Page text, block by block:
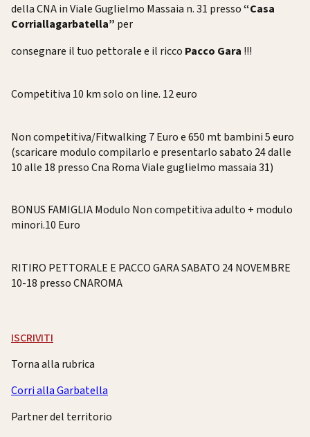
della CNA in Viale Guglielmo Massaia n. 31 presso“Casa
Corriallagarbatella” per
consegnare il tuo pettorale e il ricco Pacco Gara !!!
Competitiva 10 kmsolo on line. 12 euro
Non competitiva/Fitwalking 7 Euro e650 mt bambini5 euro
(scaricare modulo compilarloe presentarlo sabato 24 dalle
10 alle 18 presso Cna Roma Viale guglielmo massaia 31)
BONUS FAMIGLIAModulo Non competitiva adulto + modulo
minori.10 Euro
RITIRO PETTORALE E PACCO GARA SABATO 24 NOVEMBRE
10-18 presso CNAROMA
ISCRIVITI
Torna alla rubrica
Corri alla Garbatella
Partner del territorio